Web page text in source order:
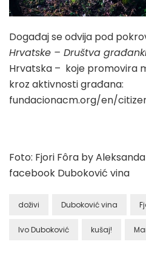
Događaj se odvija pod
Hrvatske – Društva
Hrvatska – koje promovira
kroz aktivnosti građana:
fundacionacm.org/en/
Foto: Fjori Fôra by
facebook Duboković vina
doživi Duboković vina
Ivo Duboković kušaj!